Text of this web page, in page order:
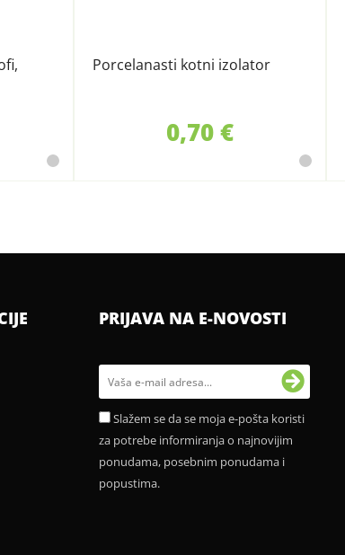
Porcelanasti kotni izolator
0,70 €
PRIJAVA NA E-NOVOSTI
Slažem se da se moja e-pošta koristi
za potrebe informiranja o najnovijim
ponudama, posebnim ponudama i
popustima.